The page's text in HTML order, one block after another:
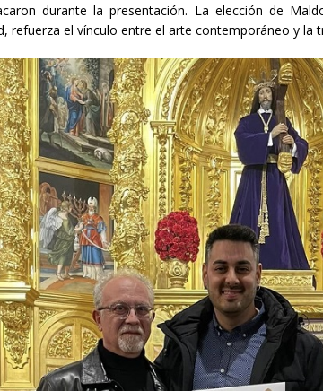
durante la presentación. La elección de
refuerza el vínculo entre el arte contemporáneo y la